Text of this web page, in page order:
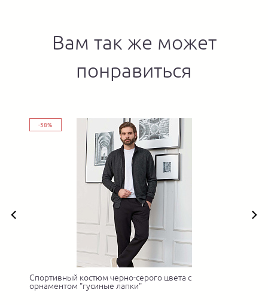
Вам так же может
понравиться
-58%
Спортивный костюм черно-серого цвета с
орнаментом "гусиные лапки"